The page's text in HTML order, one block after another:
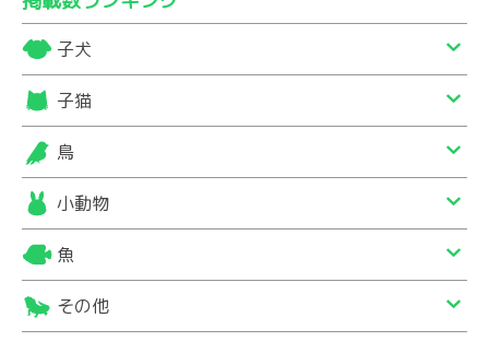
子犬
子猫
鳥
小動物
魚
その他